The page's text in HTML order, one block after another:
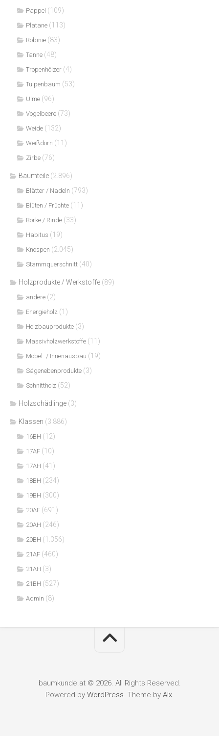
Pappel (109)
Platane (113)
Robinie (83)
Tanne (48)
Tropenhölzer (4)
Tulpenbaum (53)
Ulme (96)
Vogelbeere (73)
Weide (132)
Weißdorn (11)
Zirbe (76)
Baumteile (2.896)
Blätter / Nadeln (793)
Blüten / Früchte (11)
Borke / Rinde (33)
Habitus (19)
Knospen (2.045)
Stammquerschnitt (40)
Holzprodukte / Werkstoffe (89)
andere (2)
Energieholz (1)
Holzbauprodukte (3)
Massivholzwerkstoffe (11)
Möbel- / Innenausbau (19)
Sägenebenprodukte (3)
Schnittholz (52)
Holzschädlinge (3)
Klassen (3.886)
16BH (12)
17AF (10)
17AH (41)
18BH (234)
19BH (300)
20AF (691)
20AH (246)
20BH (1.356)
21AF (460)
21AH (3)
21BH (527)
Admin (8)
baumkunde.at © 2026. All Rights Reserved.
Powered by WordPress. Theme by Alx.